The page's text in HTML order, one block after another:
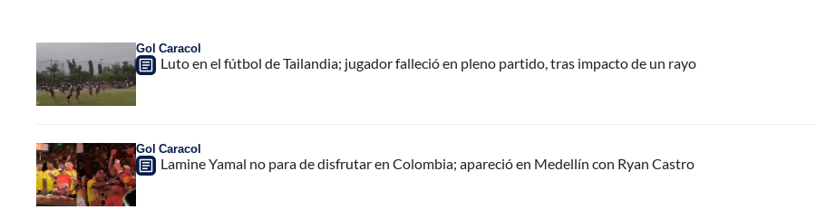
Gol Caracol
Luto en el fútbol de Tailandia; jugador falleció en pleno partido, tras impacto de un rayo
Gol Caracol
Lamine Yamal no para de disfrutar en Colombia; apareció en Medellín con Ryan Castro